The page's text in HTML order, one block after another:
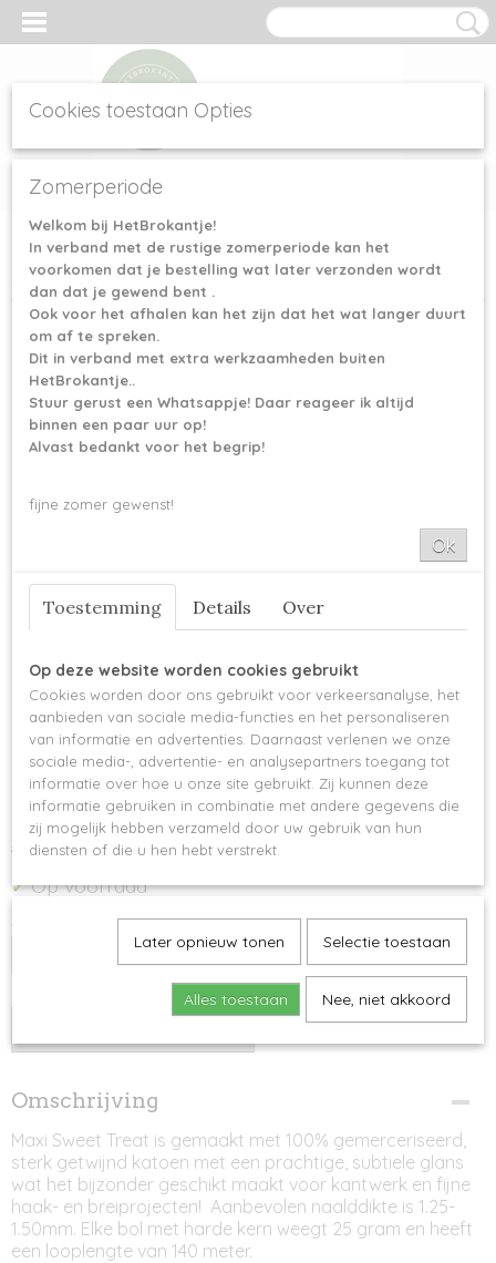
Home> Scheepjes garen>Scheepjes Maxi Sweet Treat
Scheepjes Maxi Sweet Treat - 189 Royal Orange
Scheepjes Maxi Sweet
Treat - 189 Royal Orange
€ 2,25 € 2,14
✓Op voorraad
Omschrijving
Maxi Sweet Treat is gemaakt met 100% gemerceriseerd,
sterk getwijnd katoen met een prachtige, subtiele glans
wat het bijzonder geschikt maakt voor kantwerk en fijne
haak- en breiprojecten! Aanbevolen naalddikte is 1.25-
1.50mm. Elke bol met harde kern weegt 25 gram en heeft
een looplengte van 140 meter.
Cookies toestaan Opties
Zomerperiode
Welkom bij HetBrokantje!
In verband met de rustige zomerperiode kan het
voorkomen dat je bestelling wat later verzonden wordt
dan dat je gewend bent .
Ook voor het afhalen kan het zijn dat het wat langer duurt
om af te spreken.
Dit in verband met extra werkzaamheden buiten
HetBrokantje..
Stuur gerust een Whatsappje! Daar reageer ik altijd
binnen een paar uur op!
Alvast bedankt voor het begrip!
fijne zomer gewenst!
Ok
Toestemming Details Over
Op deze website worden cookies gebruikt
Cookies worden door ons gebruikt voor verkeersanalyse, het
aanbieden van sociale media-functies en het personaliseren
van informatie en advertenties. Daarnaast verlenen we onze
sociale media-, advertentie- en analysepartners toegang tot
informatie over hoe u onze site gebruikt. Zij kunnen deze
informatie gebruiken in combinatie met andere gegevens die
zij mogelijk hebben verzameld door uw gebruik van hun
diensten of die u hen hebt verstrekt.
Later opnieuw tonen Selectie toestaan
Alles toestaan Nee, niet akkoord